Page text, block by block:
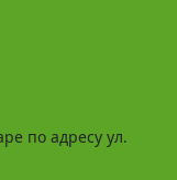
по адресу ул.